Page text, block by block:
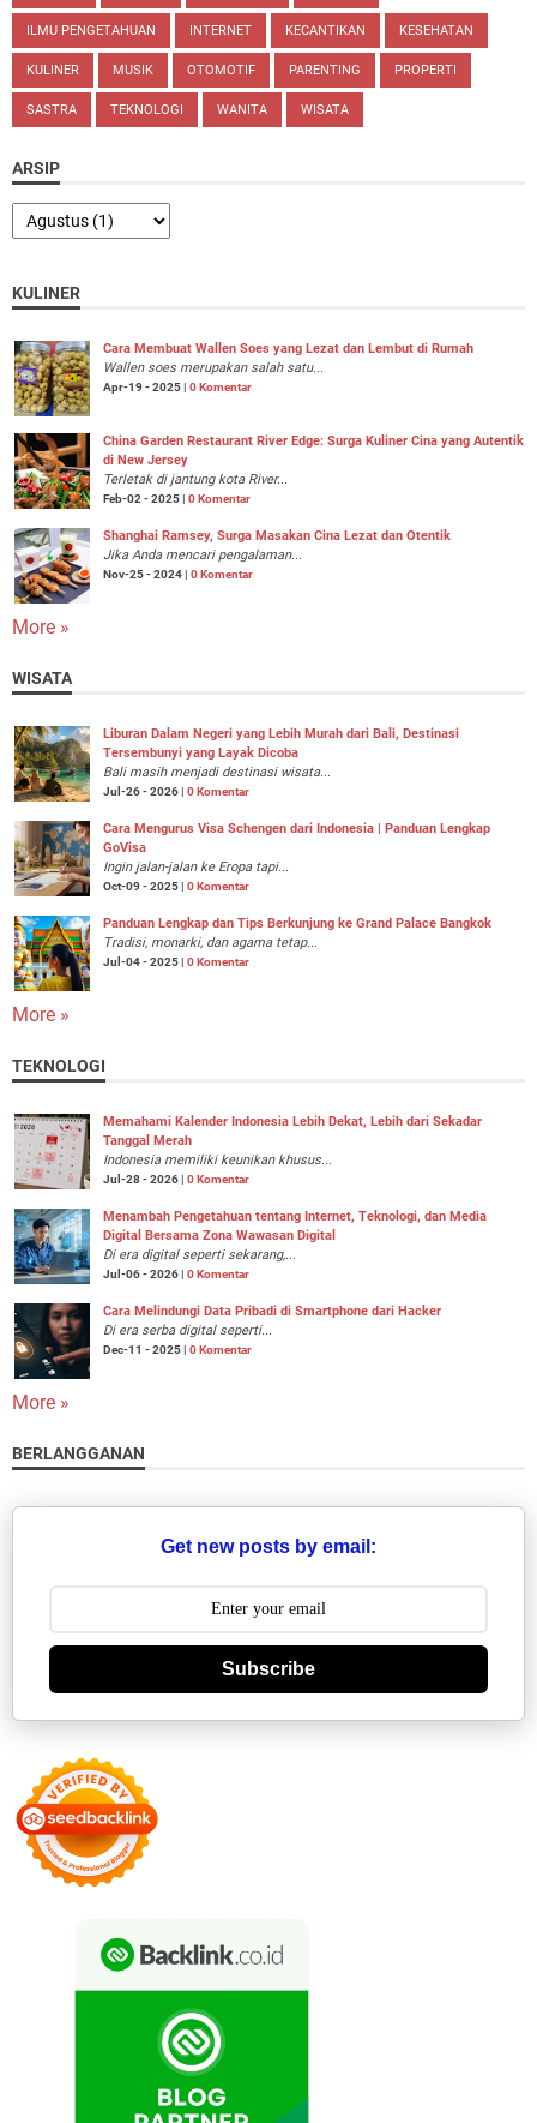
ILMU PENGETAHUAN INTERNET KECANTIKAN KESEHATAN
KULINER MUSIK OTOMOTIF PARENTING PROPERTI
SASTRA TEKNOLOGI WANITA WISATA
ARSIP
KULINER
Cara Membuat Wallen Soes yang Lezat dan Lembut di Rumah
Wallen soes merupakan salah satu...
Apr-19 - 2025 | 0 Komentar
China Garden Restaurant River Edge: Surga Kuliner Cina yang Autentik
di New Jersey
Terletak di jantung kota River...
Feb-02 - 2025 | 0 Komentar
Shanghai Ramsey, Surga Masakan Cina Lezat dan Otentik
Jika Anda mencari pengalaman...
Nov-25 - 2024 | 0 Komentar
More »
WISATA
Liburan Dalam Negeri yang Lebih Murah dari Bali, Destinasi
Tersembunyi yang Layak Dicoba
Bali masih menjadi destinasi wisata...
Jul-26 - 2026 | 0 Komentar
Cara Mengurus Visa Schengen dari Indonesia | Panduan Lengkap
GoVisa
Ingin jalan-jalan ke Eropa tapi...
Oct-09 - 2025 | 0 Komentar
Panduan Lengkap dan Tips Berkunjung ke Grand Palace Bangkok
Tradisi, monarki, dan agama tetap...
Jul-04 - 2025 | 0 Komentar
More »
TEKNOLOGI
Memahami Kalender Indonesia Lebih Dekat, Lebih dari Sekadar
Tanggal Merah
Indonesia memiliki keunikan khusus...
Jul-28 - 2026 | 0 Komentar
Menambah Pengetahuan tentang Internet, Teknologi, dan Media
Digital Bersama Zona Wawasan Digital
Di era digital seperti sekarang,...
Jul-06 - 2026 | 0 Komentar
Cara Melindungi Data Pribadi di Smartphone dari Hacker
Di era serba digital seperti...
Dec-11 - 2025 | 0 Komentar
More »
BERLANGGANAN
Get new posts by email:
Subscribe